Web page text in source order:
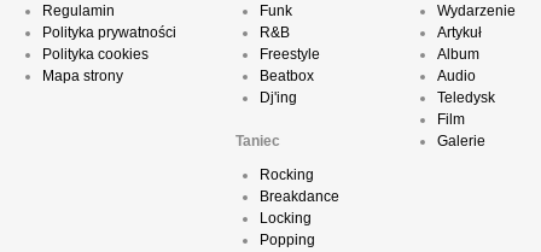
Regulamin
Polityka prywatności
Polityka cookies
Mapa strony
Funk
R&B
Freestyle
Beatbox
Dj'ing
Taniec
Rocking
Breakdance
Locking
Popping
Wydarzenie
Artykuł
Album
Audio
Teledysk
Film
Galerie